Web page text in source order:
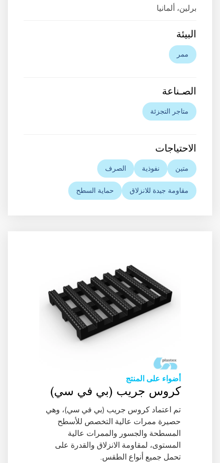
برلين، ألمانيا
البيئة
ممر
اﻟﺼـﻨﺎﻋﺔ
متاجر التجزئة
الاحتياجات
متين نفوذية الصرف
مقاومة جيدة للانزلاق حماية السطح
أضواء على المنتج
كروس جريب (بي في سي)
تم اعتماد كروس جريب (بي في سي)، وهي
حصيرة ممرات عالية التخصص للأسطح
المسطحة والجسور والممرات عالية
المستوى، لمقاومة الانزلاق والقدرة على
تحمل جميع أنواع الطقس.